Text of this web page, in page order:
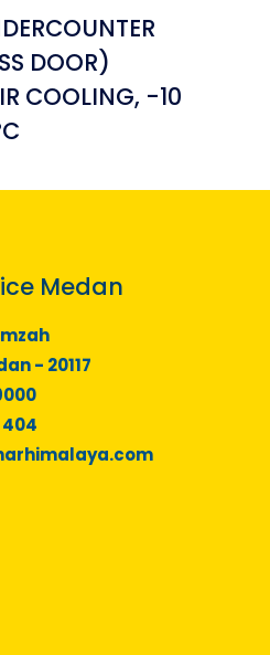
DOOR)
COOLING, -10
Medan
- 20117
404